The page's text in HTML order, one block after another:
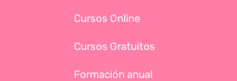
Cursos Online
Cursos Gratuitos
Formación anual